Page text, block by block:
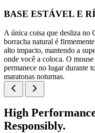
BASE ESTÁVEL E
A única coisa que desliza no
borracha natural é
alto impacto, mantendo a
onde você a coloca. O
permanece no lugar durante
maratonas noturnas.
High
Responsibly.